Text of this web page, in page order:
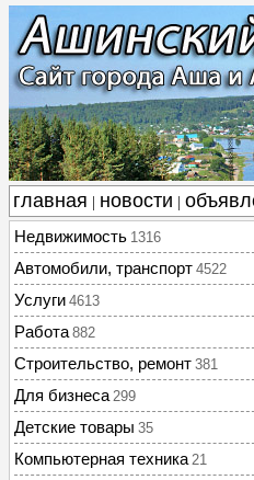
главная новости
Недвижимость 1316
Автомобили, транспорт 4522
Услуги 4613
Работа 882
Строительство, ремонт 381
Для бизнеса 299
Детские товары 35
Компьютерная техника 21